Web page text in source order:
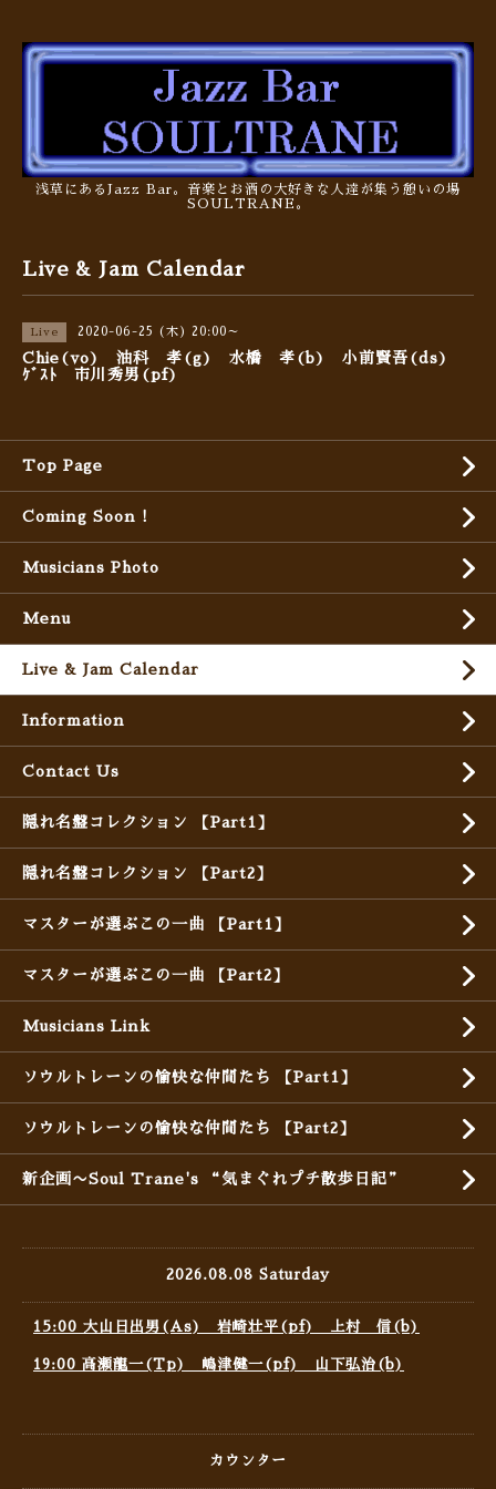
浅草にあるJazz Bar。音楽とお酒の大好きな人達が集う憩いの場
SOULTRANE。
Live & Jam Calendar
Live 2020-06-25 (木) 20:00～
Chie(vo) 油科 孝(g) 水橋 孝(b) 小前賢吾(ds)
ｹﾞｽﾄ 市川秀男(pf)
Top Page
Coming Soon !
Musicians Photo
Menu
Live & Jam Calendar
Information
Contact Us
隠れ名盤コレクション 【Part1】
隠れ名盤コレクション 【Part2】
マスターが選ぶこの一曲 【Part1】
マスターが選ぶこの一曲 【Part2】
Musicians Link
ソウルトレーンの愉快な仲間たち 【Part1】
ソウルトレーンの愉快な仲間たち 【Part2】
新企画〜Soul Trane's “気まぐれプチ散歩日記”
2026.08.08 Saturday
15:00 大山日出男(As) 岩崎壮平(pf) 上村 信(b)
19:00 高瀬龍一(Tp) 嶋津健一(pf) 山下弘治(b)
カウンター